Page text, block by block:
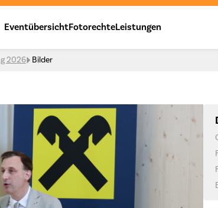
EventübersichtFotorechteLeistungen
2026 Bilder